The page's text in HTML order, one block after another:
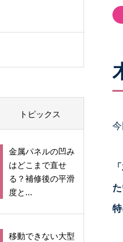
トピックス
金属パネルの凹み
はどこまで直せ
る？補修後の平滑
度と...
移動できない大型